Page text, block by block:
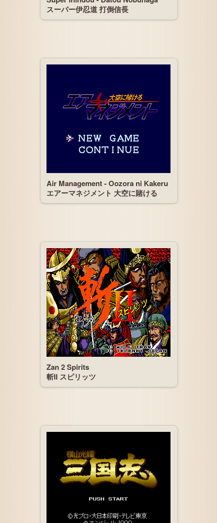
スーパー伊忍道 打倒信長
Air Management - Oozora ni Kakeru
エアーマネジメント 大空に賭ける
Zan 2 Spirits
斬II スピリッツ